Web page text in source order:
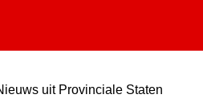
uit Provinciale Staten